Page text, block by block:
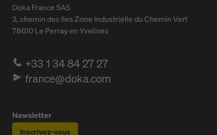
Doka France SAS
3, chemin des IlesZone Industrielle du Chemin Vert
78610Le Perray en Yvelines
+33 1 34 84 27 27
france@doka.com
Newsletter
Inscrivez-vous